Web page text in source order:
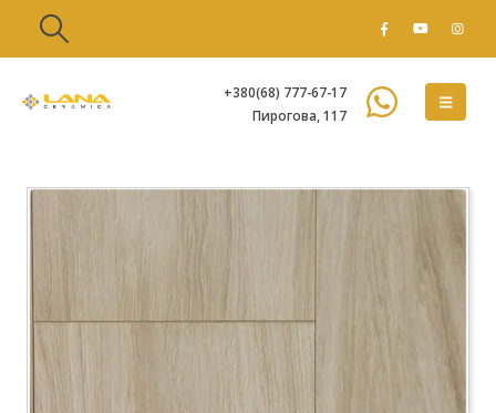
+380(68) 777-67-17
Пирогова, 117